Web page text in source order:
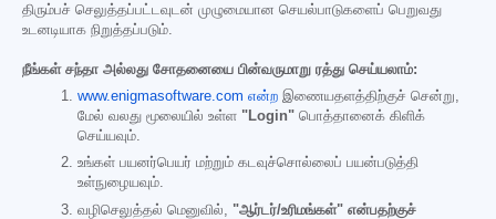
திரும்பச் செலுத்தப்பட்டவுடன் முழுமையான செயல்பாடுகளைப் பெறுவது
உடனடியாக நிறுத்தப்படும்.
நீங்கள் சந்தா அல்லது சோதனையை பின்வருமாறு ரத்து செய்யலாம்:
www.enigmasoftware.com என்ற இணையதளத்திற்குச் சென்று,
மேல் வலது மூலையில் உள்ள "Login" பொத்தானைக் கிளிக்
செய்யவும்.
உங்கள் பயனர்பெயர் மற்றும் கடவுச்சொல்லைப் பயன்படுத்தி
உள்நுழையவும்.
வழிசெலுத்தல் மெனுவில், "ஆர்டர்/உரிமங்கள்" என்பதற்குச்